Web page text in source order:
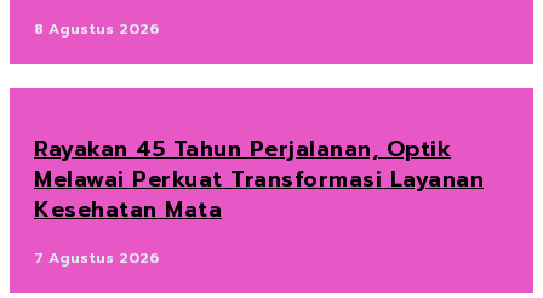
8 Agustus 2026
Rayakan 45 Tahun Perjalanan, Optik
Melawai Perkuat Transformasi Layanan
Kesehatan Mata
7 Agustus 2026